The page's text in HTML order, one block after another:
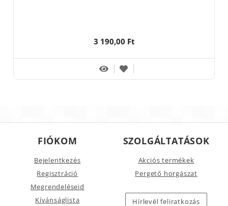
3 190,00 Ft
FIÓKOM
Bejelentkezés
Regisztráció
Megrendeléseid
Kívánságlista
SZOLGÁLTATÁSOK
Akciós termékek
Pergető horgászat
Hírlevél feliratkozás